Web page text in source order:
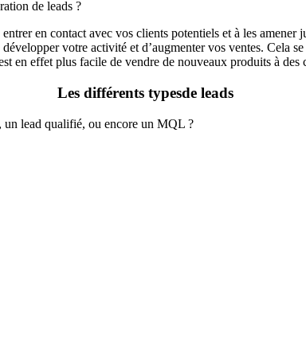
de leads ?
en contact avec vos clients potentiels et à les amener
votre activité et d’augmenter vos ventes. Cela
en effet plus facile de vendre de nouveaux produits à
Les différents typesde leads
un lead qualifié, ou encore un MQL ?